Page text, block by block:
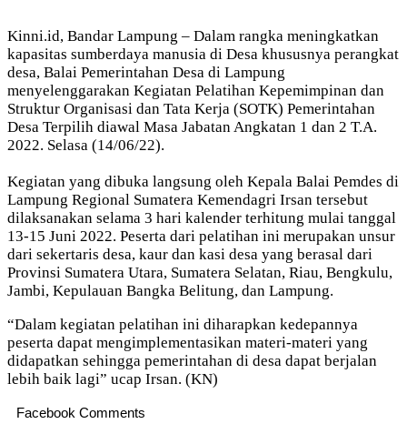
Kinni.id, Bandar Lampung – Dalam rangka meningkatkan
kapasitas sumberdaya manusia di Desa khususnya perangkat
desa, Balai Pemerintahan Desa di Lampung
menyelenggarakan Kegiatan Pelatihan Kepemimpinan dan
Struktur Organisasi dan Tata Kerja (SOTK) Pemerintahan
Desa Terpilih diawal Masa Jabatan Angkatan 1 dan 2 T.A.
2022. Selasa (14/06/22).
Kegiatan yang dibuka langsung oleh Kepala Balai Pemdes di
Lampung Regional Sumatera Kemendagri Irsan tersebut
dilaksanakan selama 3 hari kalender terhitung mulai tanggal
13-15 Juni 2022. Peserta dari pelatihan ini merupakan unsur
dari sekertaris desa, kaur dan kasi desa yang berasal dari
Provinsi Sumatera Utara, Sumatera Selatan, Riau, Bengkulu,
Jambi, Kepulauan Bangka Belitung, dan Lampung.
“Dalam kegiatan pelatihan ini diharapkan kedepannya
peserta dapat mengimplementasikan materi-materi yang
didapatkan sehingga pemerintahan di desa dapat berjalan
lebih baik lagi” ucap Irsan. (KN)
Facebook Comments